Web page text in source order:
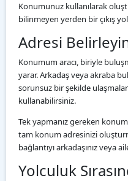
Konumunuz kullanılarak
bilinmeyen yerden bir çıkış
Adresi
Konumum aracı, biriyle
yarar. Arkadaş veya akraba
sorunsuz bir şekilde
kullanabilirsiniz.
Tek yapmanız gereken
tam konum adresinizi
bağlantıyı arkadaşınız veya
Yolculuk